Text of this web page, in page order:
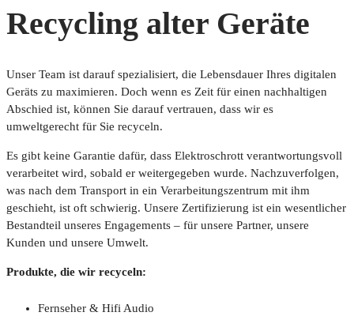
Recycling alter Geräte
Unser Team ist darauf spezialisiert, die Lebensdauer Ihres digitalen
Geräts zu maximieren. Doch wenn es Zeit für einen nachhaltigen
Abschied ist, können Sie darauf vertrauen, dass wir es
umweltgerecht für Sie recyceln.
Es gibt keine Garantie dafür, dass Elektroschrott verantwortungsvoll
verarbeitet wird, sobald er weitergegeben wurde. Nachzuverfolgen,
was nach dem Transport in ein Verarbeitungszentrum mit ihm
geschieht, ist oft schwierig. Unsere Zertifizierung ist ein wesentlicher
Bestandteil unseres Engagements – für unsere Partner, unsere
Kunden und unsere Umwelt.
Produkte, die wir recyceln:
Fernseher & Hifi Audio